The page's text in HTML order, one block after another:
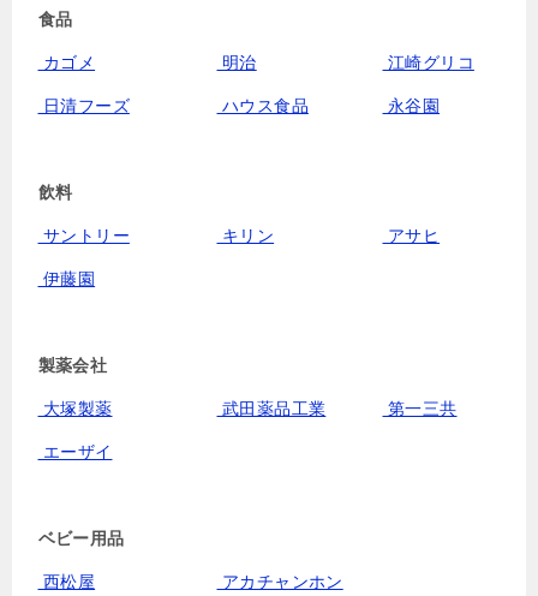
食品
カゴメ 明治 江崎グリコ
日清フーズ ハウス食品 永谷園
飲料
サントリー キリン アサヒ
伊藤園
製薬会社
大塚製薬 武田薬品工業 第一三共
エーザイ
ベビー用品
西松屋
アカチャンホン